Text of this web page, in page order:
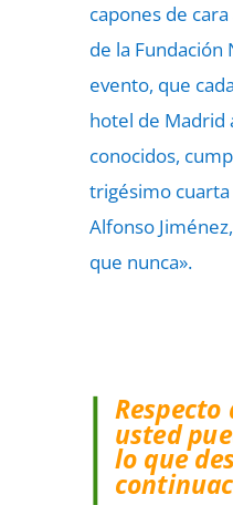
capones de
de la Fundación
evento, que
hotel de Madrid
conocidos,
trigésimo
Alfonso
que nunca».
usted
lo que